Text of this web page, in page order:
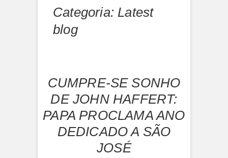
Categoria: Latest
blog
CUMPRE-SE SONHO
DE JOHN HAFFERT:
PAPA PROCLAMA ANO
DEDICADO A SÃO
JOSÉ